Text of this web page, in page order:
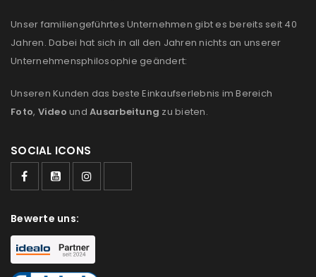
Benutzername oder E-Mail-Adresse
Unser familiengeführtes Unternehmen gibt es bereits seit 40
Jahren. Dabei hat sich in all den Jahren nichts an unserer
Unternehmensphilosophie geändert:
Unseren Kunden das beste Einkaufserlebnis im Bereich
Foto, Video und Ausarbeitung zu bieten.
SOCIAL ICONS
Bewerte uns: